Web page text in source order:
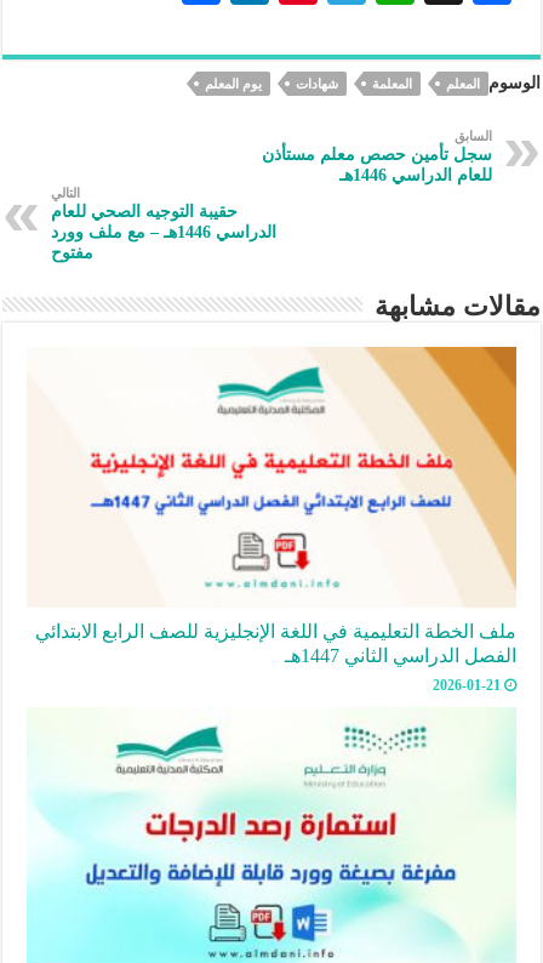
eb
oo
k
at
s
p
gr
a
er
es
t
ke
dI
ar
الوسوم المعلم المعلمة شهادات يوم المعلم
السابق
سجل تأمين حصص معلم مستأذن
للعام الدراسي 1446هـ
التالي
حقيبة التوجيه الصحي للعام
الدراسي 1446هـ – مع ملف وورد
مفتوح
مقالات مشابهة
ملف الخطة التعليمية في اللغة الإنجليزية للصف الرابع الابتدائي
الفصل الدراسي الثاني 1447هـ
2026-01-21